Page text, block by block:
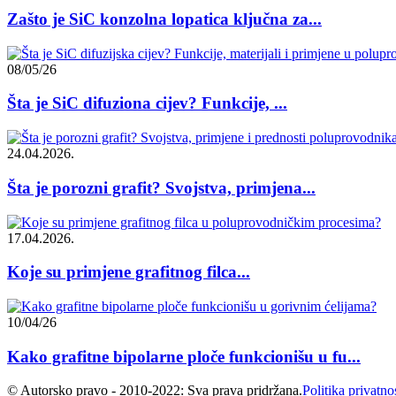
Zašto je SiC konzolna lopatica ključna za...
08/05/26
Šta je SiC difuziona cijev? Funkcije, ...
24.04.2026.
Šta je porozni grafit? Svojstva, primjena...
17.04.2026.
Koje su primjene grafitnog filca...
10/04/26
Kako grafitne bipolarne ploče funkcionišu u fu...
© Autorsko pravo - 2010-2022: Sva prava pridržana.Politika